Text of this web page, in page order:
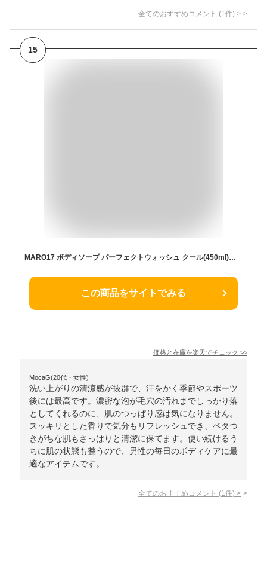
全てのおすすめコメント (1 件) >
15
MARO17 ボディソープ パーフェクトウォッシュ クール(450ml)【マーロ17(MARO17)】
この商品をサイトでみる
価格と在庫を楽天でチェック >>
MocaG(20代・女性)
洗い上がりの清涼感が抜群で、汗をかく季節やスポーツ
後には最高です。濃密な泡が毛穴の汚れまでしっかり落
としてくれるのに、肌のつっぱり感は気になりません。
スッキリとした香りで気分もリフレッシュでき、ベタつ
きがちな肌もさっぱりと清潔に保てます。使い続けるう
ちに肌の状態も整うので、男性の毎日のボディケアに最
適なアイテムです。
全てのおすすめコメント (1 件) >